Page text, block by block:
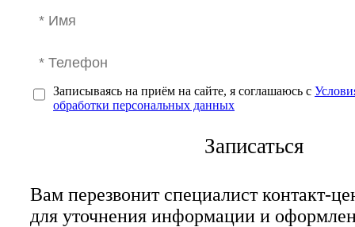
Записываясь на приём на сайте, я соглашаюсь с
обработки персональных данных
Записаться
Вам перезвонит специалист контакт-
для уточнения информации и